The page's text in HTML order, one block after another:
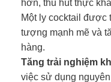
hơn, thu hút thực
Một ly cocktail được
tượng mạnh mẽ và
hàng.
Tăng trải nghiệm
việc sử dụng